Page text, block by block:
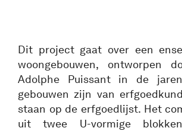
Dit project gaat over een
woongebouwen, ontworpen
Adolphe Puissant in de
gebouwen zijn van
staan op de erfgoedlijst. Het
uit twee U-vormige